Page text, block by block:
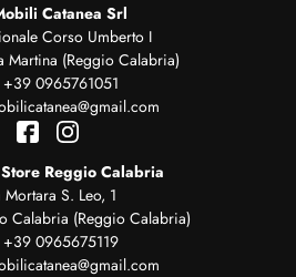
Catanea Srl
Corso Umberto I
Martina (Reggio Calabria)
+39 0965761051
Reggio Calabria
S. Leo, 1
Calabria (Reggio Calabria)
+39 0965675119